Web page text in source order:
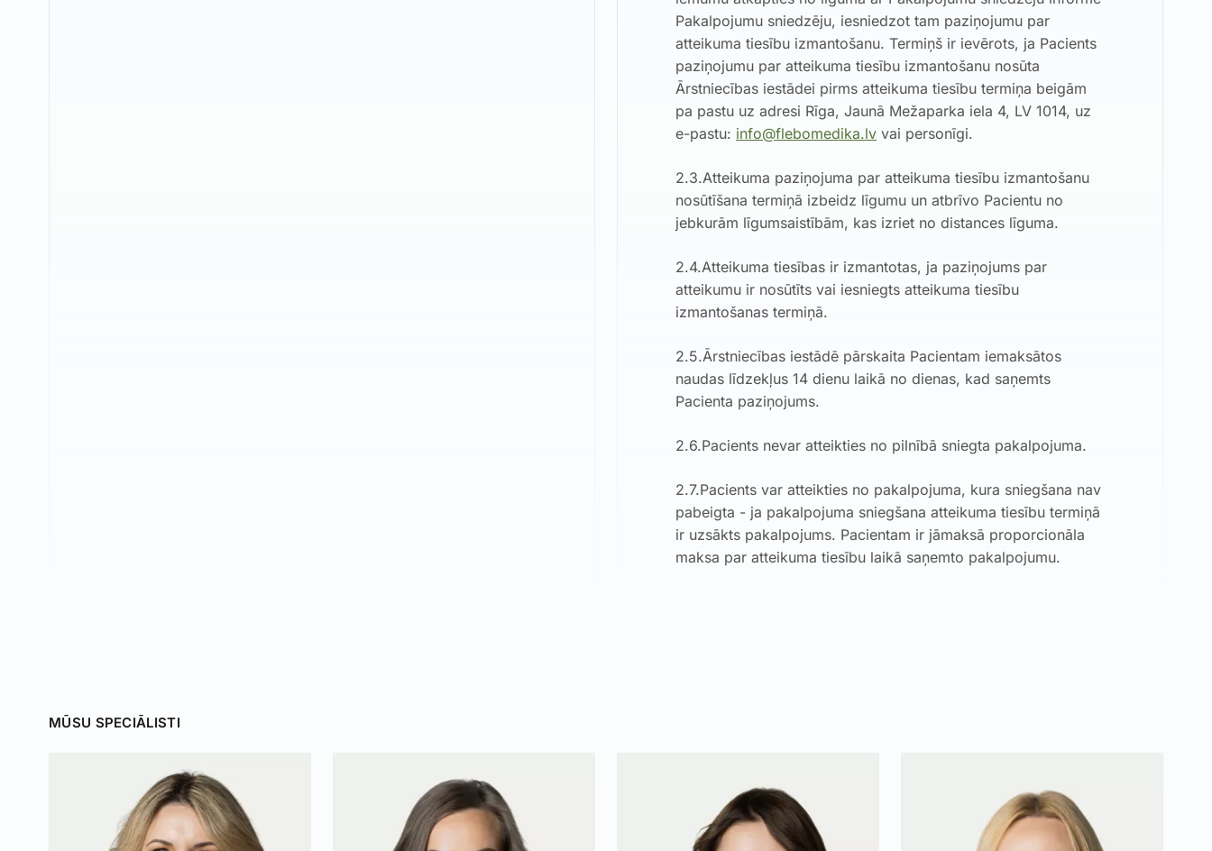
Pakalpojumu sniedzēju, iesniedzot tam paziņojumu par
atteikuma tiesību izmantošanu. Termiņš ir ievērots, ja Pacients
paziņojumu par atteikuma tiesību izmantošanu nosūta
Ārstniecības iestādei pirms atteikuma tiesību termiņa beigām
pa pastu uz adresi Rīga, Jaunā Mežaparka iela 4, LV 1014, uz
e-pastu: info@flebomedika.lv vai personīgi.
2.3.Atteikuma paziņojuma par atteikuma tiesību izmantošanu
nosūtīšana termiņā izbeidz līgumu un atbrīvo Pacientu no
jebkurām līgumsaistībām, kas izriet no distances līguma.
2.4.Atteikuma tiesības ir izmantotas, ja paziņojums par
atteikumu ir nosūtīts vai iesniegts atteikuma tiesību
izmantošanas termiņā.
2.5.Ārstniecības iestādē pārskaita Pacientam iemaksātos
naudas līdzekļus 14 dienu laikā no dienas, kad saņemts
Pacienta paziņojums.
2.6.Pacients nevar atteikties no pilnībā sniegta pakalpojuma.
2.7.Pacients var atteikties no pakalpojuma, kura sniegšana nav
pabeigta - ja pakalpojuma sniegšana atteikuma tiesību termiņā
ir uzsākts pakalpojums. Pacientam ir jāmaksā proporcionāla
maksa par atteikuma tiesību laikā saņemto pakalpojumu.
MŪSU SPECIĀLISTI